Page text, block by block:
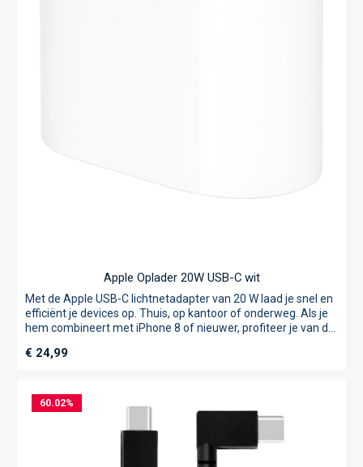
Apple Oplader 20W USB-C wit
Met de Apple USB-C lichtnetadapter van 20 W laad je snel en
efficiënt je devices op. Thuis, op kantoor of onderweg. Als je
hem combineert met iPhone 8 of nieuwer, profiteer je van de
minuten.* Of gebruik ’m met iPad Pro en iPad Air voor
Normale prijs:
€ 24,99
60.02%